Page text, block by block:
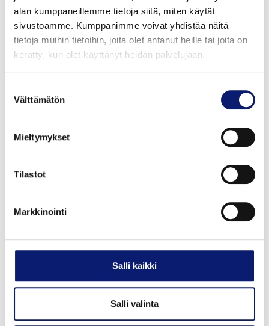
alan kumppaneillemme tietoja siitä, miten käytät
sivustoamme. Kumppanimme voivat yhdistää näitä
tietoja muihin tietoihin, joita olet antanut heille tai joita on
kerätty, kun olet käyttänyt heidän palvelujaan.
valinta
Välttämätön
Mieltymykset
Tilastot
Markkinointi
Salli kaikki
Salli valinta
Pohjoinen
Länsi